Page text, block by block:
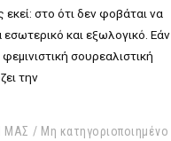
στο ότι δεν φοβάται να
εσωτερικό και εξωλογικό. Εάν
σουρεαλιστική
την
ΜΑΣ / Μη κατηγοριοποιημένο